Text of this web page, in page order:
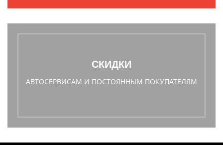
СКИДКИ
АВТОСЕРВИСАМ И ПОСТОЯННЫМ ПОКУПАТЕЛЯМ